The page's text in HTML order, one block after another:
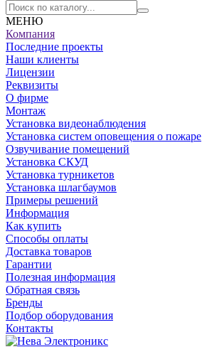
МЕНЮ
Компания
Последние проекты
Наши клиенты
Лицензии
Реквизиты
О фирме
Монтаж
Установка видеонаблюдения
Установка систем оповещения о пожаре
Озвучивание помещений
Установка СКУД
Установка турникетов
Установка шлагбаумов
Примеры решений
Информация
Как купить
Способы оплаты
Доставка товаров
Гарантии
Полезная информация
Обратная связь
Бренды
Подбор оборудования
Контакты